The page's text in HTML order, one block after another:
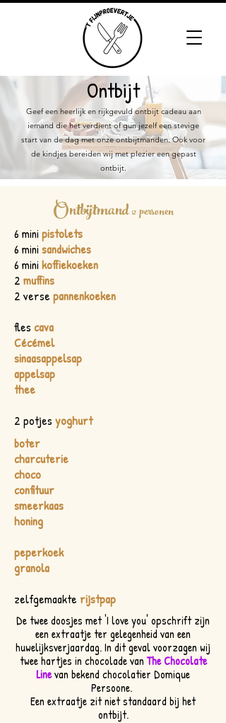
Ontbijt
Geef een heerlijk en rijkgevuld ontbijt cadeau aan
iemand die het verdient of gun jezelf een stevige
start van de dag met onze ontbijtmanden.Ook voor
de kindjes bereiden wij met plezier een gepast
ontbijt.
Ontbijtmand2 personen
6 mini pistolets
6 mini sandwiches
6 mini koffiekoeken
2 muffins
2 verse pannenkoeken
fles cava
Cécémel
sinaasappelsap
appelsap
thee
2 potjes yoghurt
boter
charcuterie
choco
confituur
smeerkaas
honing
peperkoek
granola
zelfgemaakte rijstpap
De twee doosjes met 'I love you' opschrift zijn
een extraatje ter gelegenheid van een
huwelijksverjaardag. In dit geval voorzagen wij
twee hartjes in chocolade vanThe Chocolate
Linevan bekend chocolatier Domique
Persoone.
Een extraatje zit niet standaard bij het
ontbijt.